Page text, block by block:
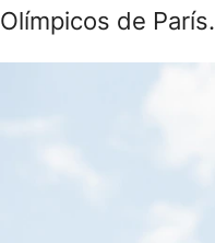
Olímpicos de París.